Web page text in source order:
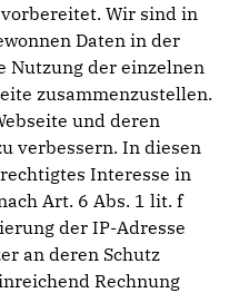
Wir sind in
Daten in der
Nutzung der einzelnen
zusammenzustellen.
und deren
verbessern. In diesen
Interesse in
Art. 6 Abs. 1 lit. f
der IP-Adresse
an deren Schutz
Rechnung